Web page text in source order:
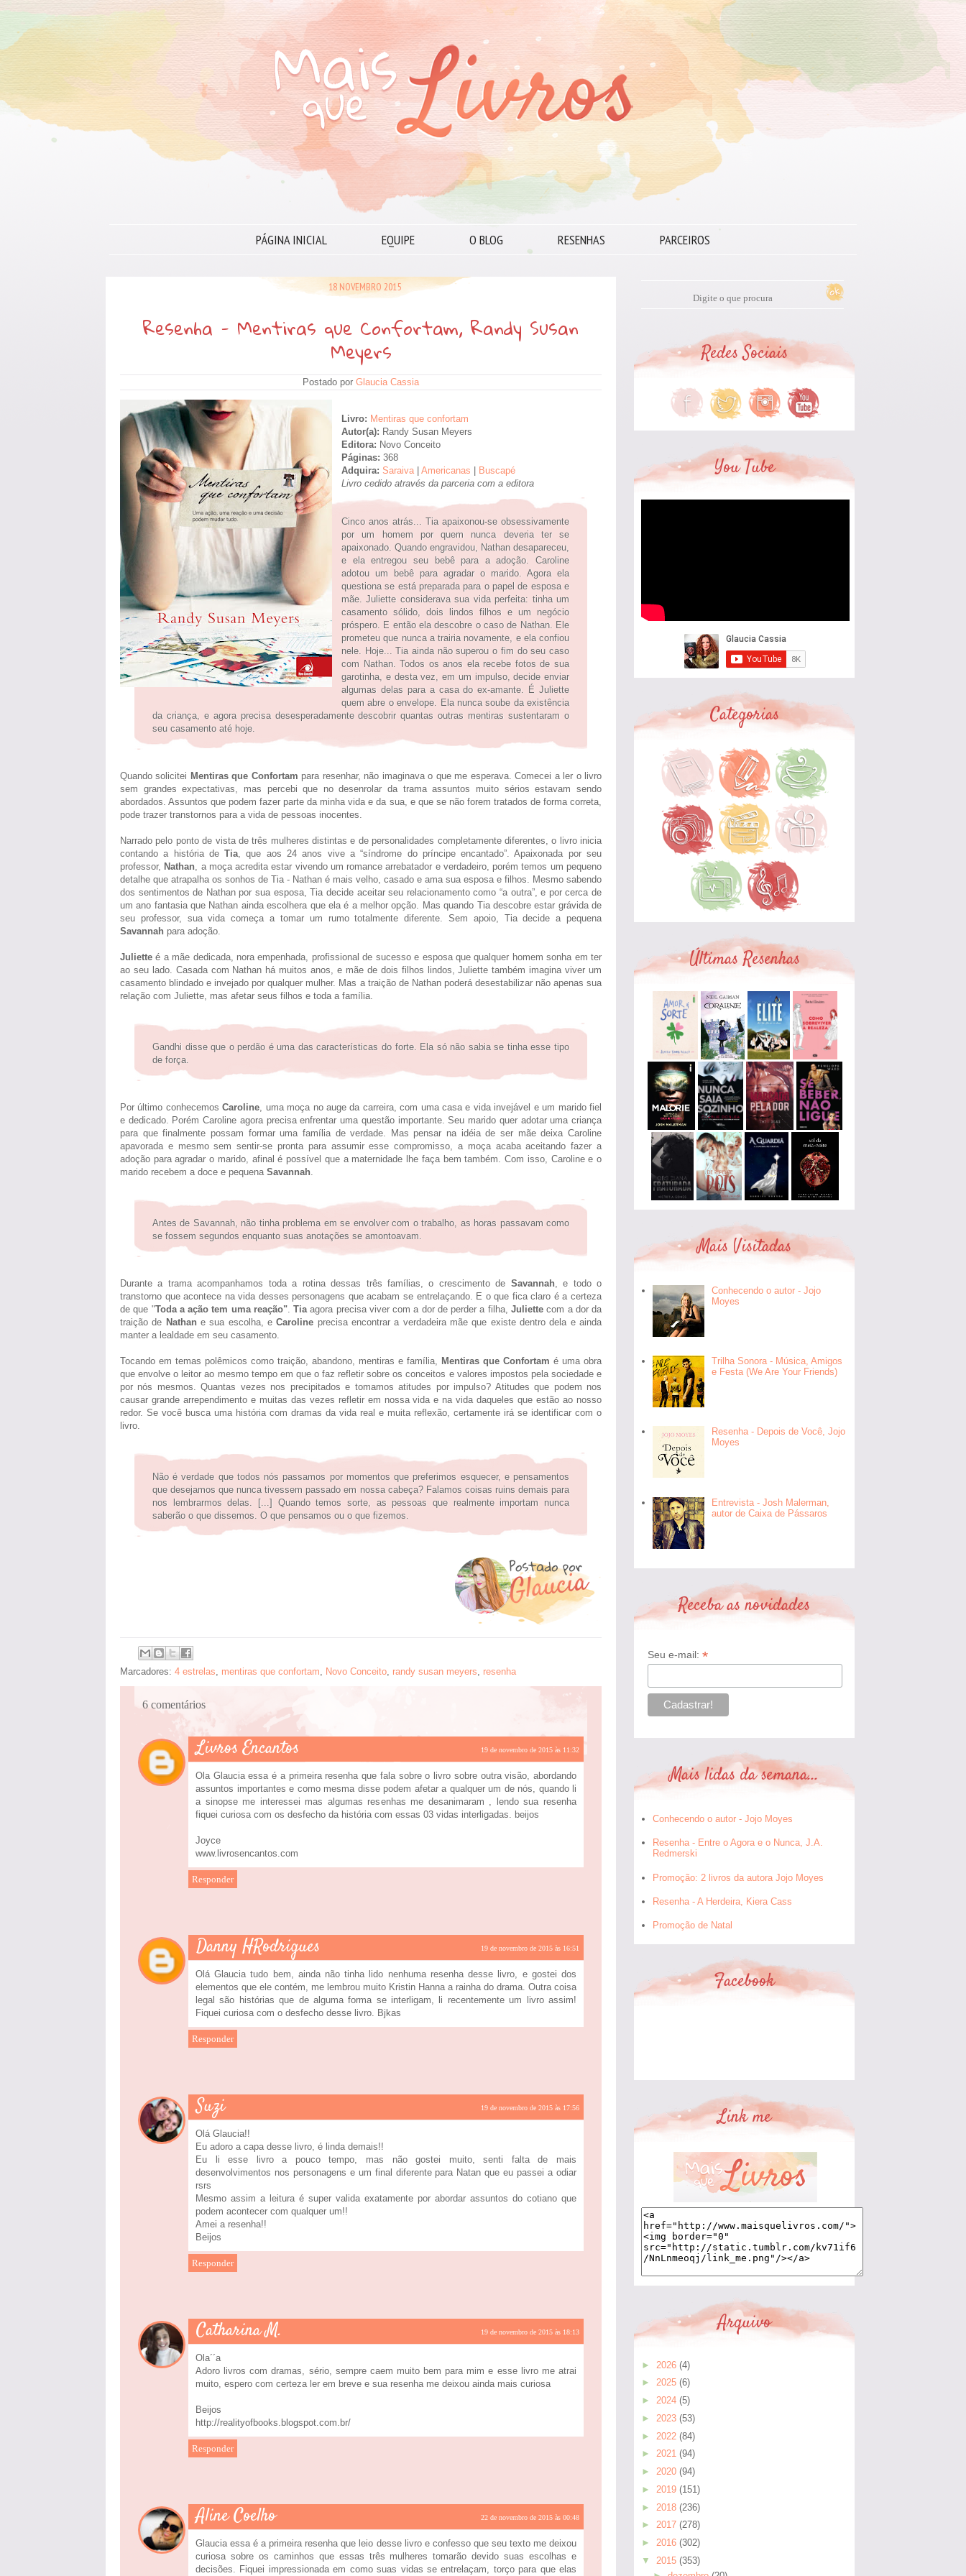
PÁGINA INICIAL EQUIPE O BLOG RESENHAS PARCEIROS
18 NOVEMBRO 2015
Resenha - Mentiras que Confortam, Randy Susan
Meyers
Postado por Glaucia Cassia
Livro: Mentiras que confortam
Autor(a): Randy Susan Meyers
Editora: Novo Conceito
Páginas: 368
Adquira: Saraiva| Americanas
Buscapé
Livro cedido através da parceria com a editora
Cinco anos atrás... Tia apaixonou-se obsessivamente
por um homem por quem nunca deveria ter se
apaixonado. Quando engravidou, Nathan desapareceu,
e ela entregou seu bebê para a adoção. Caroline
adotou um bebê para agradar o marido. Agora ela
questiona se está preparada para o papel de esposa e
mãe. Juliette considerava sua vida perfeita: tinha um
casamento sólido, dois lindos filhos e um negócio
próspero. E então ela descobre o caso de Nathan. Ele
prometeu que nunca a trairia novamente, e ela confiou
nele. Hoje... Tia ainda não superou o fim do seu caso
com Nathan. Todos os anos ela recebe fotos de sua
garotinha, e desta vez, em um impulso, decide enviar
algumas delas para a casa do ex-amante. É Juliette
quem abre o envelope. Ela nunca soube da existência
da criança, e agora precisa desesperadamente descobrir quantas outras mentiras sustentaram o
seu casamento até hoje.
Quando solicitei Mentiras que Confortam para resenhar, não imaginava o que me esperava. Comecei a ler o livro
sem grandes expectativas, mas percebi que no desenrolar da trama assuntos muito sérios estavam sendo
abordados. Assuntos que podem fazer parte da minha vida e da sua, e que se não forem tratados de forma correta,
pode trazer transtornos para a vida de pessoas inocentes.
Narrado pelo ponto de vista de três mulheres distintas e de personalidades completamente diferentes, o livro inicia
contando a história deTia, que aos 24 anos vive a “síndrome do príncipe encantado”. Apaixonada por seu
professor, Nathan, a moça acredita estar vivendo um romance arrebatador e verdadeiro, porém temos um pequeno
detalhe que atrapalha os sonhos de Tia - Nathan é mais velho, casado e ama sua esposa e filhos. Mesmo sabendo
dos sentimentos de Nathan por sua esposa, Tia decide aceitar seu relacionamento como “a outra”, e por cerca de
um ano fantasia que Nathan ainda escolhera que ela é a melhor opção. Mas quando Tia descobre estar grávida de
seu professor, sua vida começa a tomar um rumo totalmente diferente. Sem apoio, Tia decide a pequena
Savannah para adoção.
Juliette é a mãe dedicada, nora empenhada, profissional de sucesso e esposa que qualquer homem sonha em ter
ao seu lado. Casada com Nathan há muitos anos, e mãe de dois filhos lindos, Juliette também imagina viver um
casamento blindado e invejado por qualquer mulher. Mas a traição de Nathan poderá desestabilizar não apenas sua
relação com Juliette, mas afetar seus filhos e toda a família.
Gandhi disse que o perdão é uma das características do forte. Ela só não sabia se tinha esse tipo
de força.
Por último conhecemosCaroline, uma moça no auge da carreira, com uma casa e vida invejável e um marido fiel
e dedicado. Porém Caroline agora precisa enfrentar uma questão importante. Seu marido quer adotar uma criança
para que finalmente possam formar uma família de verdade. Mas pensar na idéia de ser mãe deixa Caroline
apavorada e mesmo sem sentir-se pronta para assumir esse compromisso, a moça acaba aceitando fazer a
adoção para agradar o marido, afinal é possível que a maternidade lhe faça bem também. Com isso, Caroline e o
marido recebem a doce e pequena Savannah.
Antes de Savannah, não tinha problema em se envolver com o trabalho, as horas passavam como
se fossem segundos enquanto suas anotações se amontoavam.
Durante a trama acompanhamos toda a rotina dessas três famílias, o crescimento de Savannah, e todo o
transtorno que acontece na vida desses personagens que acabam se entrelaçando. E o que fica claro é a certeza
de que "Toda a ação tem uma reação".Tiaagora precisa viver com a dor de perder a filha, Juliettecom a dor da
traição de Nathane sua escolha, eCaroline precisa encontrar a verdadeira mãe que existe dentro dela e ainda
manter a lealdade em seu casamento.
Tocando em temas polêmicos como traição, abandono, mentiras e família, Mentiras que Confortam é uma obra
que envolve o leitor ao mesmo tempo em que o faz refletir sobre os conceitos e valores impostos pela sociedade e
por nós mesmos. Quantas vezes nos precipitados e tomamos atitudes por impulso? Atitudes que podem nos
causar grande arrependimento e muitas das vezes refletir em nossa vida e na vida daqueles que estão ao nosso
redor. Se você busca uma história com dramas da vida real e muita reflexão, certamente irá se identificar com o
livro.
Não é verdade que todos nós passamos por momentos que preferimos esquecer, e pensamentos
que desejamos que nunca tivessem passado em nossa cabeça? Falamos coisas ruins demais para
nos lembrarmos delas. [...] Quando temos sorte, as pessoas que realmente importam nunca
saberão o que dissemos. O que pensamos ou o que fizemos.
Marcadores: 4 estrelas, mentiras que confortam, Novo Conceito, randy susan meyers, resenha
6 comentários
Livros Encantos 19 de novembro de 2015 às 11:32
Ola Glaucia essa é a primeira resenha que fala sobre o livro sobre outra visão, abordando
assuntos importantes e como mesma disse podem afetar a qualquer um de nós, quando li
a sinopse me interessei mas algumas resenhas me desanimaram , lendo sua resenha
fiquei curiosa com os desfecho da história com essas 03 vidas interligadas. beijos
Joyce
www.livrosencantos.com
Responder
Danny HRodrigues 19 de novembro de 2015 às 16:51
Olá Glaucia tudo bem, ainda não tinha lido nenhuma resenha desse livro, e gostei dos
elementos que ele contém, me lembrou muito Kristin Hanna a rainha do drama. Outra coisa
legal são histórias que de alguma forma se interligam, li recentemente um livro assim!
Fiquei curiosa com o desfecho desse livro. Bjkas
Responder
Suzi 19 de novembro de 2015 às 17:56
Olá Glaucia!!
Eu adoro a capa desse livro, é linda demais!!
Eu li esse livro a pouco tempo, mas não gostei muito, senti falta de mais
desenvolvimentos nos personagens e um final diferente para Natan que eu passei a odiar
rsrs
Mesmo assim a leitura é super valida exatamente por abordar assuntos do cotiano que
podem acontecer com qualquer um!!
Amei a resenha!!
Beijos
Responder
Catharina M. 19 de novembro de 2015 às 18:13
Ola´´a
Adoro livros com dramas, sério, sempre caem muito bem para mim e esse livro me atrai
muito, espero com certeza ler em breve e sua resenha me deixou ainda mais curiosa
Beijos
http://realityofbooks.blogspot.com.br/
Responder
Aline Coelho 22 de novembro de 2015 às 00:48
Glaucia essa é a primeira resenha que leio desse livro e confesso que seu texto me deixou
curiosa sobre os caminhos que essas três mulheres tomarão devido suas escolhas e
decisões. Fiquei impressionada em como suas vidas se entrelaçam, torço para que elas
Redes Sociais
You Tube
Categorias
Últimas Resenhas
Mais Visitadas
Conhecendo o autor - Jojo
Moyes
Trilha Sonora - Música, Amigos
e Festa (We Are Your Friends)
Resenha - Depois de Você, Jojo
Moyes
Entrevista - Josh Malerman,
autor de Caixa de Pássaros
Receba as novidades
Seu e-mail: *
Mais lidas da semana...
Conhecendo o autor - Jojo Moyes
Resenha - Entre o Agora e o Nunca, J.A.
Redmerski
Promoção: 2 livros da autora Jojo Moyes
Resenha - A Herdeira, Kiera Cass
Promoção de Natal
Facebook
Link me
Arquivo
► 2026 (4)
► 2025 (6)
► 2024 (5)
► 2023 (53)
► 2022 (84)
► 2021 (94)
► 2020 (94)
► 2019 (151)
► 2018 (236)
► 2017 (278)
► 2016 (302)
▼
2015 (353)